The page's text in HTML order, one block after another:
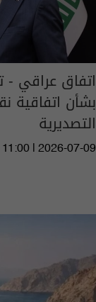
اتفاق عراقي -
بشأن اتفاقية
التصديرية
11:00 | 2026-07-09